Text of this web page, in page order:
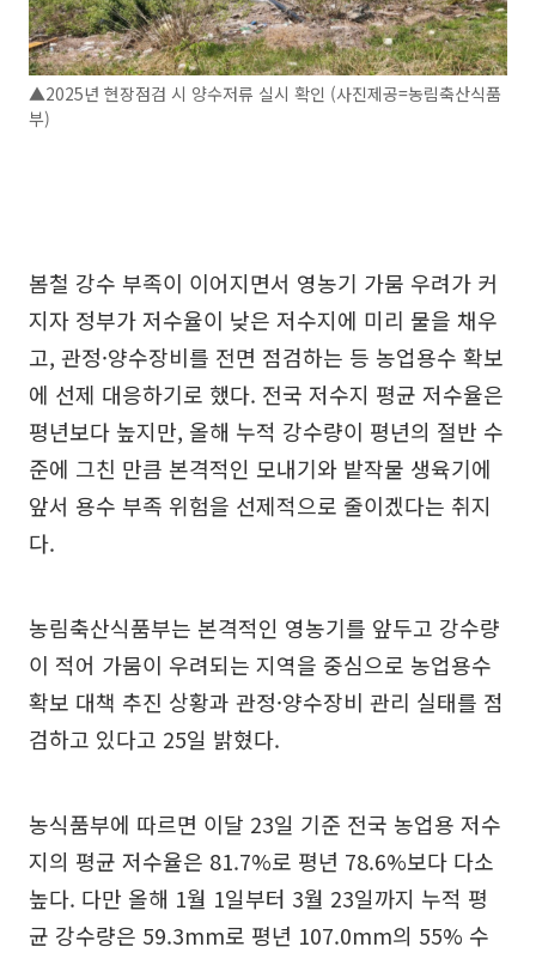
▲2025년 현장점검 시 양수저류 실시 확인 (사진제공=농림축산식품
부)
봄철 강수 부족이 이어지면서 영농기 가뭄 우려가 커
지자 정부가 저수율이 낮은 저수지에 미리 물을 채우
고, 관정·양수장비를 전면 점검하는 등 농업용수 확보
에 선제 대응하기로 했다. 전국 저수지 평균 저수율은
평년보다 높지만, 올해 누적 강수량이 평년의 절반 수
준에 그친 만큼 본격적인 모내기와 밭작물 생육기에
앞서 용수 부족 위험을 선제적으로 줄이겠다는 취지
다.
농림축산식품부는 본격적인 영농기를 앞두고 강수량
이 적어 가뭄이 우려되는 지역을 중심으로 농업용수
확보 대책 추진 상황과 관정·양수장비 관리 실태를 점
검하고 있다고 25일 밝혔다.
농식품부에 따르면 이달 23일 기준 전국 농업용 저수
지의 평균 저수율은 81.7%로 평년 78.6%보다 다소
높다. 다만 올해 1월 1일부터 3월 23일까지 누적 평
균 강수량은 59.3mm로 평년 107.0mm의 55% 수